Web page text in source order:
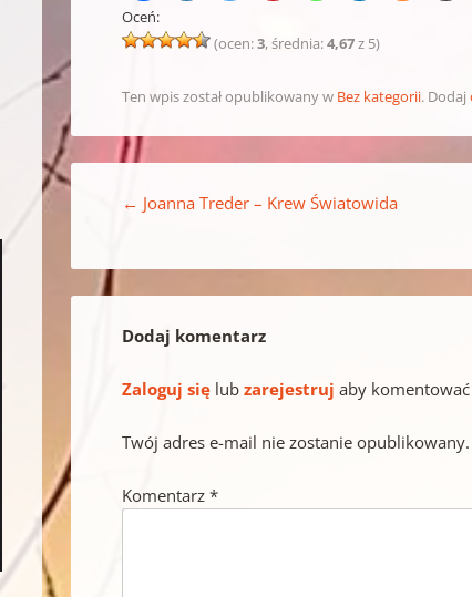
Oceń:
(ocen:3, średnia:4,67z 5)
Ten wpis został opublikowany w Bez kategorii. Dodaj
← Joanna Treder – Krew Światowida
Dodaj komentarz
Zaloguj się lubzarejestruj aby komentować
Twój adres e-mail nie zostanie opublikowany.
Komentarz*